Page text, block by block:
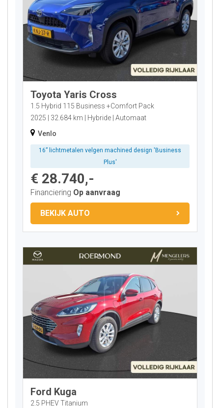
Toyota Yaris Cross
1.5 Hybrid 115 Business +Comfort Pack
2025
32.684 km Hybride Automaat
Venlo
16” lichtmetalen velgen machined design 'Business
Plus'
€ 28.740,-
Financiering Op aanvraag
BEKIJK AUTO
Ford Kuga
2.5 PHEV Titanium